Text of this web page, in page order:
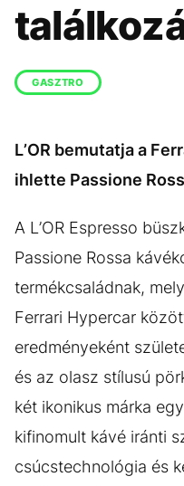
KÖZÉLET
ÉLETMÓD
BESZÉLGETÉSEK
GASZTRO
GASZTRO
L’OR bemutatja a
ihlette Passione
A L’OR Espresso
Passione Rossa
termékcsaládnak,
Ferrari Hypercar
eredményeként
és az olasz stílusú
két ikonikus márka
kifinomult kávé iránti
csúcstechnológia és